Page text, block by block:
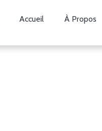
Accueil À Propos